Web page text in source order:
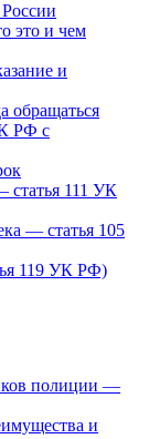
это и чем
и
обращаться
РФ с
статья 111 УК
— статья 105
119 УК РФ)
полиции —
и